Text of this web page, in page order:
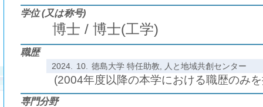
学位 (又は称号)
博士 / 博士(工学)
職歴
2024. 10. 徳島大学 特任助教, 人と地域共創センター
(2004年度以降の本学における職歴のみ
専門分野